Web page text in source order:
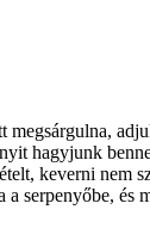
hagyjunk
keverni nem
serpenyőbe, és